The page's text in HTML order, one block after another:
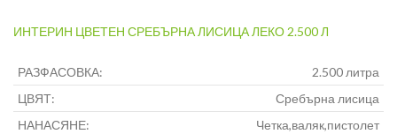
ИНТЕРИН ЦВЕТЕН СРЕБЪРНА ЛИСИЦА ЛЕКО 2.500 Л
РАЗФАСОВКА:
2.500 литра
ЦВЯТ:
Сребърна лисица
НАНАСЯНЕ:
Четка,валяк,пистолет